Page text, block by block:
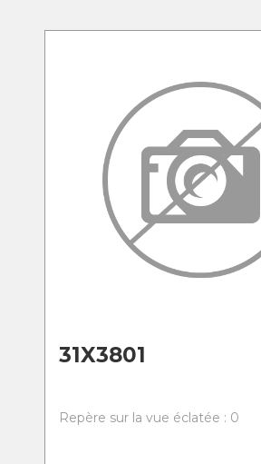
31X3801
Repère sur la vue éclatée : 0